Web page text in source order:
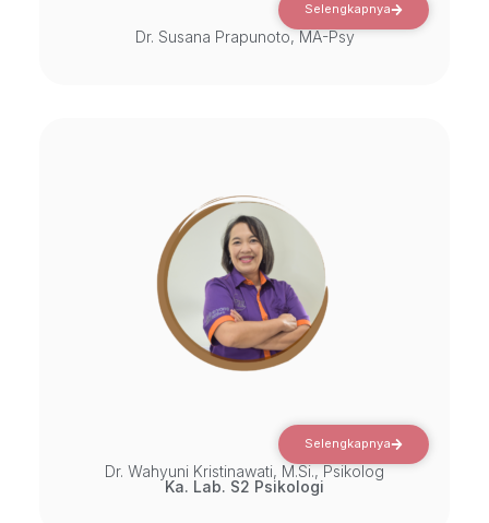
Selengkapnya
Dr. Susana Prapunoto, MA-Psy
Selengkapnya
Dr. Wahyuni Kristinawati, M.Si., Psikolog
Ka. Lab. S2 Psikologi